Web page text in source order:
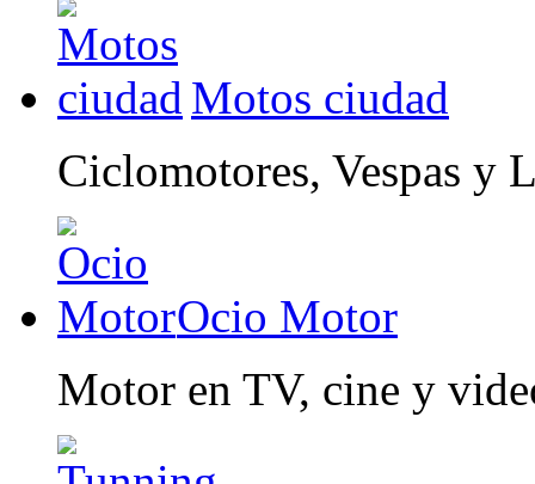
Motos ciudad
Ciclomotores, Vespas y
Ocio Motor
Motor en TV, cine y